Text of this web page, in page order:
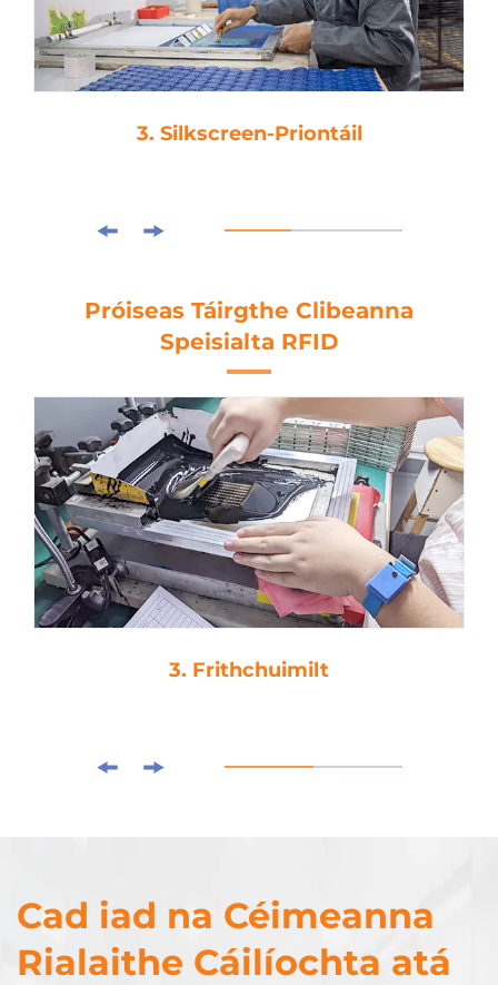
3. Silkscreen-Priontáil
Próiseas Táirgthe Clibeanna
Speisialta RFID
3. Frithchuimilt
Cad iad na Céimeanna
Rialaithe Cáilíochta atá